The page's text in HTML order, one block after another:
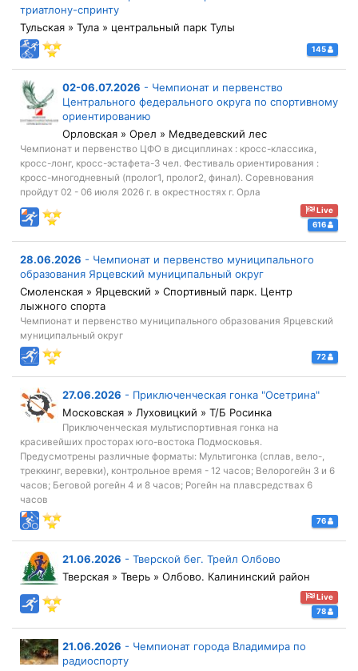
триатлону-спринту
Тульская » Тула » центральный парк Тулы
145
02-06.07.2026 - Чемпионат и первенство
Центрального федерального округа по спортивному
ориентированию
Орловская » Орел » Медведевский лес
Чемпионат и первенство ЦФО в дисциплинах : кросс-классика,
кросс-лонг, кросс-эстафета-3 чел. Фестиваль ориентирования :
кросс-многодневный (пролог1, пролог2, финал). Соревнования
пройдут 02 - 06 июля 2026 г. в окрестностях г. Орла
Live
616
28.06.2026 - Чемпионат и первенство муниципального
образования Ярцевский муниципальный округ
Смоленская » Ярцевский » Спортивный парк. Центр
лыжного спорта
Чемпионат и первенство муниципального образования Ярцевский
муниципальный округ
72
27.06.2026 - Приключенческая гонка "Осетрина"
Московская » Луховицкий » Т/Б Росинка
Приключенческая мультиспортивная гонка на
красивейших просторах юго-востока Подмосковья.
Предусмотрены различные форматы: Мультигонка (сплав, вело-,
треккинг, веревки), контрольное время - 12 часов; Велорогейн 3 и 6
часов; Беговой рогейн 4 и 8 часов; Рогейн на плавсредствах 6
часов
76
21.06.2026 - Тверской бег. Трейл Олбово
Тверская » Тверь » Олбово. Калининский район
Live
78
21.06.2026 - Чемпионат города Владимира по
радиоспорту